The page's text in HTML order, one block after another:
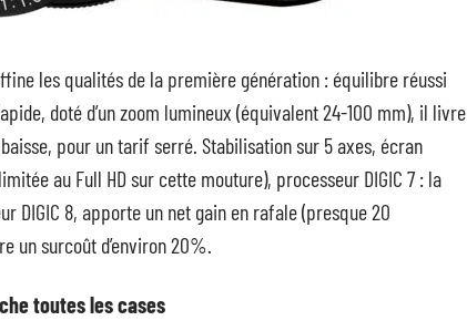
les qualités de la première génération : équilibre réussi
doté d’un zoom lumineux (équivalent 24-100 mm), il livre
pour un tarif serré. Stabilisation sur 5 axes, écran
au Full HD sur cette mouture), processeur DIGIC 7 : la
DIGIC 8, apporte un net gain en rafale (presque 20
un surcoût d’environ 20%.
toutes les cases